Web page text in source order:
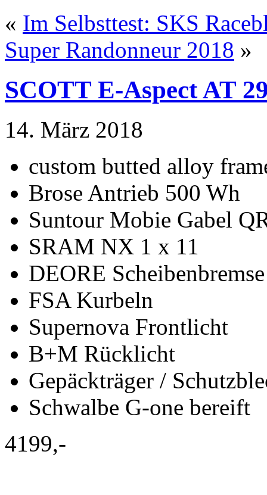
« Im Selbsttest: SKS
Super Randonneur 2018 »
SCOTT E-Aspect AT
14. März 2018
custom butted alloy
Brose Antrieb 500 Wh
Suntour Mobie Gabel
SRAM NX 1 x 11
DEORE Scheibenbremse
FSA Kurbeln
Supernova Frontlicht
B+M Rücklicht
Gepäckträger /
Schwalbe G-one bereift
4199,-